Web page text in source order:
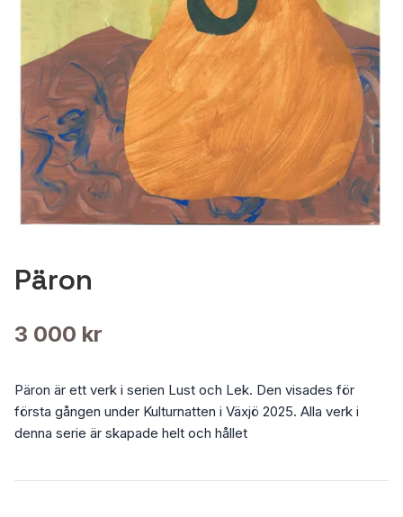
Päron
3 000 kr
Päron är ett verk i serien Lust och Lek. Den visades för
första gången under Kulturnatten i Växjö 2025. Alla verk i
denna serie är skapade helt och hållet